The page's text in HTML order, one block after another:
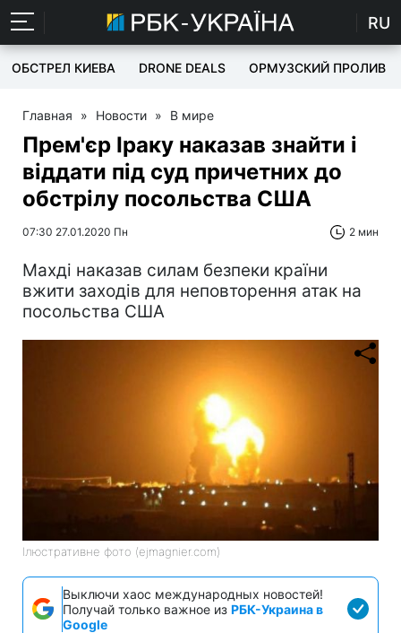
RU
ОБСТРЕЛ КИЕВА DRONE DEALS ОРМУЗСКИЙ ПРОЛИВ
Главная » Новости » В мире
Прем'єр Іраку наказав знайти і
віддати під суд причетних до
обстрілу посольства США
07:30 27.01.2020 Пн 2 мин
Махді наказав силам безпеки країни
вжити заходів для неповторення атак на
посольства США
Ілюстративне фото (ejmagnier.com)
Выключи хаос международных новостей!
Получай только важное из РБК-Украина в
Google